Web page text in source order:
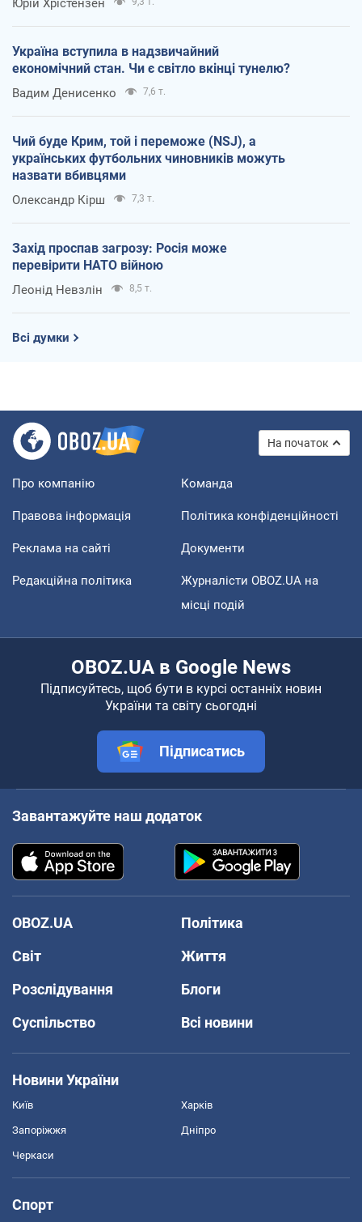
Юрій Хрістензен
Україна вступила в надзвичайний
економічний стан. Чи є світло вкінці тунелю?
Вадим Денисенко 7,6 т.
Чий буде Крим, той і переможе (NSJ), а
українських футбольних чиновників можуть
назвати вбивцями
Олександр Кірш 7,3 т.
Захід проспав загрозу: Росія може
перевірити НАТО війною
Леонід Невзлін 8,5 т.
Всі думки
На початок
Про компанію Команда
Правова інформація Політика конфіденційності
Реклама на сайті Документи
Редакційна політика
Журналісти OBOZ.UA на
місці подій
OBOZ.UA в Google News
Підписуйтесь, щоб бути в курсі останніх новин
України та світу сьогодні
Підписатись
Завантажуйте наш додаток
OBOZ.UA
Політика
Світ
Життя
Розслідування
Блоги
Суспільство
Всі новини
Новини України
Київ Харків
Запоріжжя Дніпро
Черкаси
Спорт